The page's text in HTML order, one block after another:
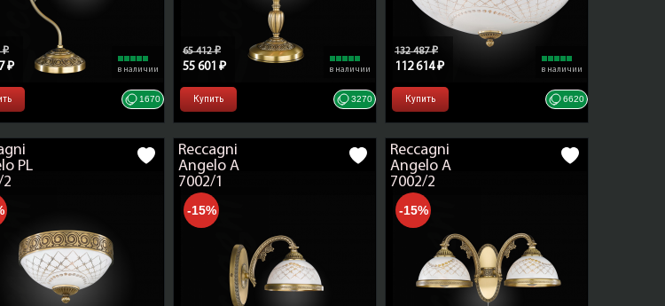
₽
₽ в наличии
1670
65 412 ₽
55 601 ₽ в наличии
Купить 3270
132 487 ₽
112 614 ₽ в наличии
Купить 6620
PL
2
-15%
Reccagni
Angelo A
7002/1
-15%
Reccagni
Angelo A
7002/2